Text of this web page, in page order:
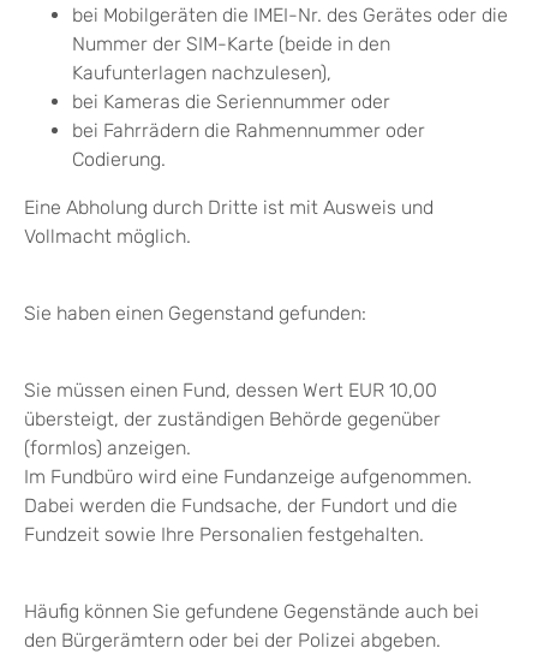
bei Mobilgeräten die IMEI-Nr. des Gerätes oder die
Nummer der SIM-Karte (beide in den
Kaufunterlagen nachzulesen),
bei Kameras die Seriennummer oder
bei Fahrrädern die Rahmennummer oder
Codierung.
Eine Abholung durch Dritte ist mit Ausweis und
Vollmacht möglich.
Sie haben einen Gegenstand gefunden:
Sie müssen einen Fund, dessen Wert EUR 10,00
übersteigt, der zuständigen Behörde gegenüber
(formlos) anzeigen.
Im Fundbüro wird eine Fundanzeige aufgenommen.
Dabei werden die Fundsache, der Fundort und die
Fundzeit sowie Ihre Personalien festgehalten.
Häufig können Sie gefundene Gegenstände auch bei
den Bürgerämtern oder bei der Polizei abgeben.